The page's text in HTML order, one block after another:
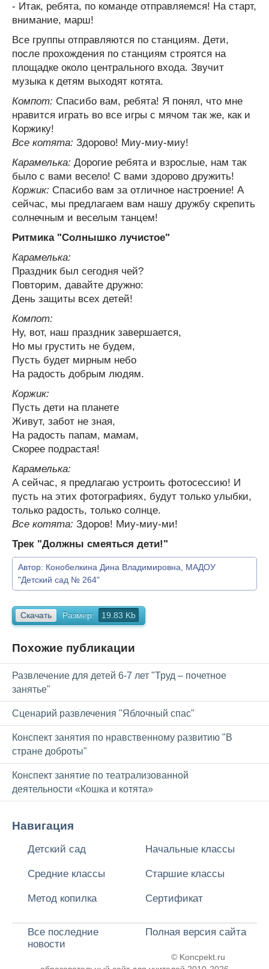
- Итак, ребята, по команде отправляемся! На старт,
внимание, марш!
Все группы отправляются по станциям. Дети,
после прохождения по станциям строятся на
площадке около центрального входа. Звучит
музыка к детям выходят котята.
Компот: Спасибо вам, ребята! Я понял, что мне
нравится играть во все игры с мячом так же, как и
Коржику!
Все котята: Здорово! Миу-миу-миу!
Карамелька: Дорогие ребята и взрослые, нам так
было с вами весело! С вами здорово дружить!
Коржик: Спасибо вам за отличное настроение! А
сейчас, мы предлагаем вам нашу дружбу скрепить
солнечным и веселым танцем!
Ритмика "Солнышко лучистое"
Карамелька:
Праздник был сегодня чей?
Повторим, давайте дружно:
День защиты всех детей!
Компот:
Ну, вот, наш праздник завершается,
Но мы грустить не будем,
Пусть будет мирным небо
На радость добрым людям.
Коржик:
Пусть дети на планете
Живут, забот не зная,
На радость папам, мамам,
Скорее подрастая!
Карамелька:
А сейчас, я предлагаю устроить фотосессию! И
пусть на этих фотографиях, будут только улыбки,
только радость, только солнце.
Все котята: Здоров! Миу-миу-ми!
Трек "Должны смеяться дети!"
Автор: Конобелкина Дина Владимировна, МАДОУ
"Детский сад № 264"
Скачать Размер: 19.83 Kb
Похожие публикации
Развлечение для детей 6-7 лет "Труд – почетное
занятье"
Сценарий развлечения "Яблочный спас"
Конспект занятия по нравственному развитию "В
стране доброты"
Конспект занятие по театрализованной
деятельности «Кошка и котята»
Навигация
Детский сад Начальные классы
Средние классы Старшие классы
Метод копилка Сертификат
Все последние
новости
Полная версия сайта
© Koncpekt.ru